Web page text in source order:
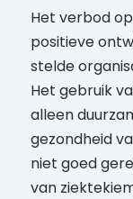
Het verbod
positieve
stelde
Het gebruik
alleen
gezondheid
niet goed
van